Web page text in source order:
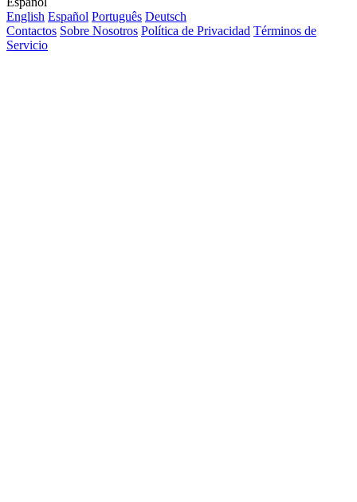
English Español Português Deutsch
Contactos Sobre Nosotros Política de Privacidad Términos de
Servicio